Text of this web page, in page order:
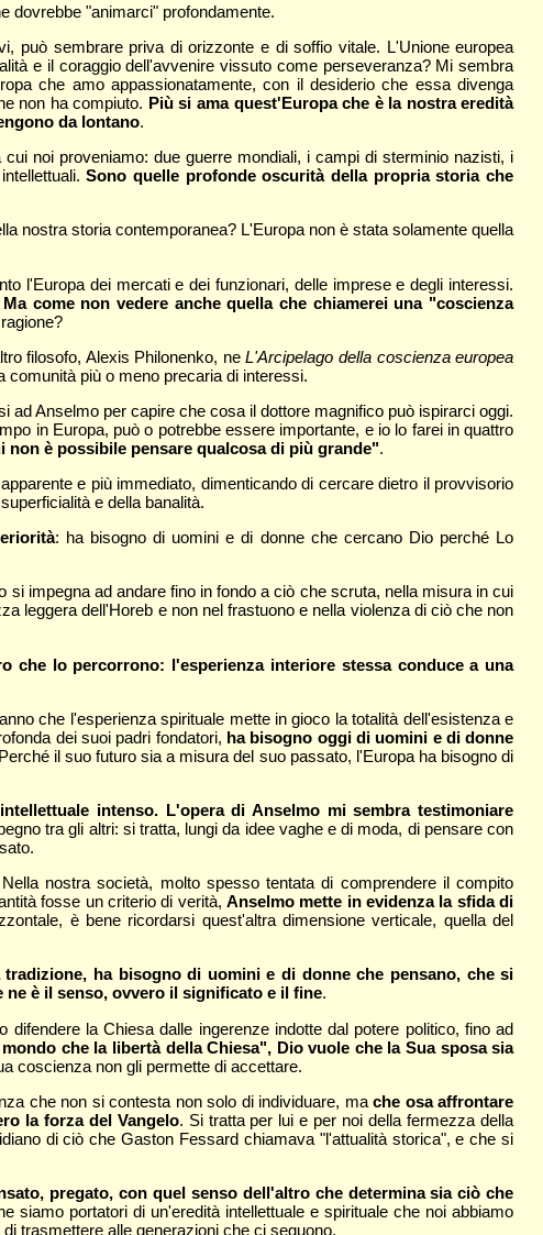
dovrebbe "animarci" profondamente.
può sembrare priva di orizzonte e di soffio vitale. L'Unione europea
e il coraggio dell'avvenire vissuto come perseveranza? Mi sembra
che amo appassionatamente, con il desiderio che essa divenga
non ha compiuto. Più si ama quest'Europa che è la nostra eredità
da lontano.
noi proveniamo: due guerre mondiali, i campi di sterminio nazisti, i
Sono quelle profonde oscurità della propria storia che
nostra storia contemporanea? L'Europa non è stata solamente quella
l'Europa dei mercati e dei funzionari, delle imprese e degli interessi.
come non vedere anche quella che chiamerei una "coscienza
filosofo, Alexis Philonenko, neL'Arcipelago della coscienza europea
comunità più o meno precaria di interessi.
Anselmo per capire che cosa il dottore magnifico può ispirarci oggi.
in Europa, può o potrebbe essere importante, e io lo farei in quattro
è possibile pensare qualcosa di più grande".
e più immediato, dimenticando di cercare dietro il provvisorio
e della banalità.
: ha bisogno di uomini e di donne che cercano Dio perché Lo
si impegna ad andare fino in fondo a ciò che scruta, nella misura in cui
leggera dell'Horeb e non nel frastuono e nella violenza di ciò che non
che lo percorrono: l'esperienza interiore stessa conduce a una
che l'esperienza spirituale mette in gioco la totalità dell'esistenza e
dei suoi padri fondatori, ha bisogno oggi di uomini e di donne
il suo futuro sia a misura del suo passato, l'Europa ha bisogno di
intenso. L'opera di Anselmo mi sembra testimoniare
tra gli altri: si tratta, lungi da idee vaghe e di moda, di pensare con
nostra società, molto spesso tentata di comprendere il compito
fosse un criterio di verità,Anselmo mette in evidenza la sfida di
è bene ricordarsi quest'altra dimensione verticale, quella del
ha bisogno di uomini e di donne che pensano, che si
è il senso, ovvero il significato e il fine.
la Chiesa dalle ingerenze indotte dal potere politico, fino ad
che la libertà della Chiesa", Dio vuole che la Sua sposa sia
coscienza non gli permette di accettare.
che non si contesta non solo di individuare, mache osa affrontare
la forza del Vangelo. Si tratta per lui e per noi della fermezza della
di ciò che Gaston Fessard chiamava "l'attualità storica", e che si
pregato, con quel senso dell'altro che determina sia ciò che
siamo portatori di un'eredità intellettuale e spirituale che noi abbiamo
trasmettere alle generazioni che ci seguono.